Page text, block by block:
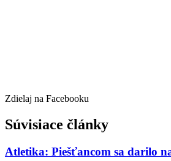
Zdielaj na Facebooku
Súvisiace články
Atletika: Piešťancom sa darilo